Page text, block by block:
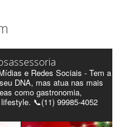
e Redes Sociais - Tem a
DNA, mas atua nas mais
como gastronomia,
📞(11) 99985-4052